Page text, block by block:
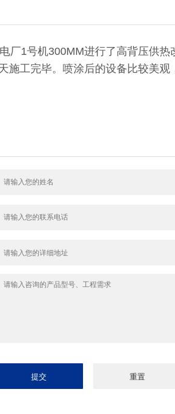
厂1号机300MM进行了高背压供
施工完毕。喷涂后的设备比较美